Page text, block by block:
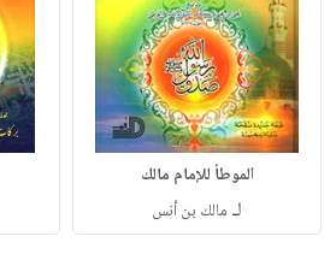
الموطأ للإمام مالك
لـ مالك بن أنس